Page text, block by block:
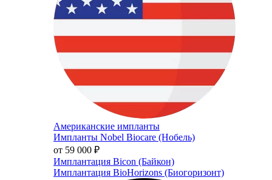
Американские импланты
Импланты Nobel Biocare (Нобель)
от 59 000 ₽
Имплантация Bicon (Байкон)
Имплантация BioHorizons (Биогоризонт)